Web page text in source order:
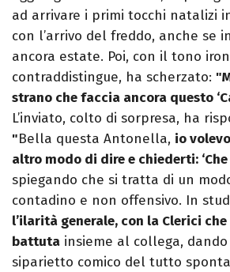
ad arrivare i primi tocchi natalizi
con l’arrivo del freddo, anche se
ancora estate. Poi, con il tono
contraddistingue, ha scherzato:
strano che faccia ancora questo
L’inviato, colto di sorpresa, ha
"Bella questa Antonella, io
altro modo di dire e chiederti:
spiegando che si tratta di un
contadino e non offensivo. In
l’ilarità generale, con la Clerici
battuta insieme al collega,
siparietto comico del tutto